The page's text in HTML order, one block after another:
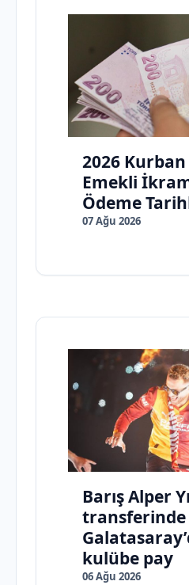
2026
Emekli
Ödeme
07 Ağu 2026
Barış Alper
transferinde
kulübe pay
06 Ağu 2026